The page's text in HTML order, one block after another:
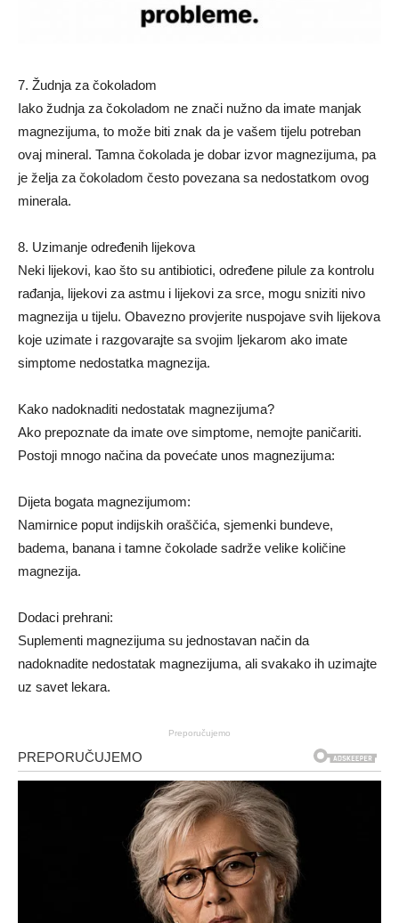
7. Žudnja za čokoladom
Iako žudnja za čokoladom ne znači nužno da imate manjak
magnezijuma, to može biti znak da je vašem tijelu potreban
ovaj mineral. Tamna čokolada je dobar izvor magnezijuma, pa
je želja za čokoladom često povezana sa nedostatkom ovog
minerala.
8. Uzimanje određenih lijekova
Neki lijekovi, kao što su antibiotici, određene pilule za kontrolu
rađanja, lijekovi za astmu i lijekovi za srce, mogu sniziti nivo
magnezija u tijelu. Obavezno provjerite nuspojave svih lijekova
koje uzimate i razgovarajte sa svojim ljekarom ako imate
simptome nedostatka magnezija.
Kako nadoknaditi nedostatak magnezijuma?
Ako prepoznate da imate ove simptome, nemojte paničariti.
Postoji mnogo načina da povećate unos magnezijuma:
Dijeta bogata magnezijumom:
Namirnice poput indijskih oraščića, sjemenki bundeve,
badema, banana i tamne čokolade sadrže velike količine
magnezija.
Dodaci prehrani:
Suplementi magnezijuma su jednostavan način da
nadoknadite nedostatak magnezijuma, ali svakako ih uzimajte
uz savet lekara.
Preporučujemo